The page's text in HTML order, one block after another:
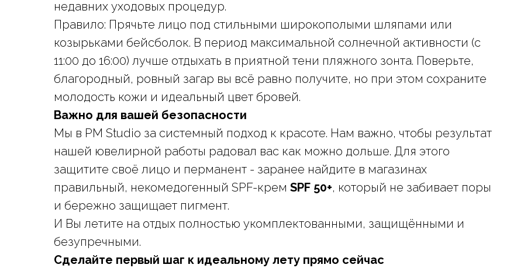
недавних уходовых процедур.
Правило: Прячьте лицо под стильными широкополыми шляпами или
козырьками бейсболок. В период максимальной солнечной активности (с
11:00 до 16:00) лучше отдыхать в приятной тени пляжного зонта. Поверьте,
благородный, ровный загар вы всё равно получите, но при этом сохраните
молодость кожи и идеальный цвет бровей.
Важно для вашей безопасности
Мы в PM Studio за системный подход к красоте. Нам важно, чтобы результат
нашей ювелирной работы радовал вас как можно дольше. Для этого
защитите своё лицо и перманент - заранее найдите в магазинах
правильный, некомедогенный SPF-крем SPF 50+, который не забивает поры
и бережно защищает пигмент.
И Вы летите на отдых полностью укомплектованными, защищёнными и
безупречными.
Сделайте первый шаг к идеальному лету прямо сейчас